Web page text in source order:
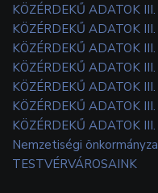
KÖZÉRDEKŰ ADATOK
KÖZÉRDEKŰ ADATOK
KÖZÉRDEKŰ ADATOK
KÖZÉRDEKŰ ADATOK
KÖZÉRDEKŰ ADATOK
KÖZÉRDEKŰ ADATOK
KÖZÉRDEKŰ ADATOK
Nemzetiségi
TESTVÉRVÁROSAINK